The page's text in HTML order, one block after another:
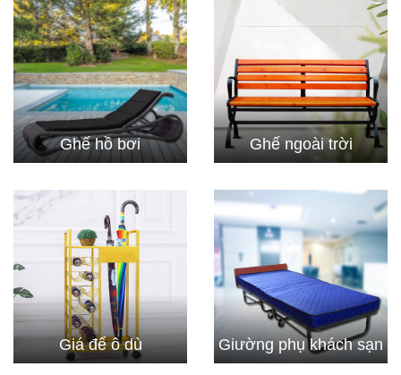
Ghế hồ bơi Ghế ngoài trời
Giá để ô dù Giường phụ khách sạn